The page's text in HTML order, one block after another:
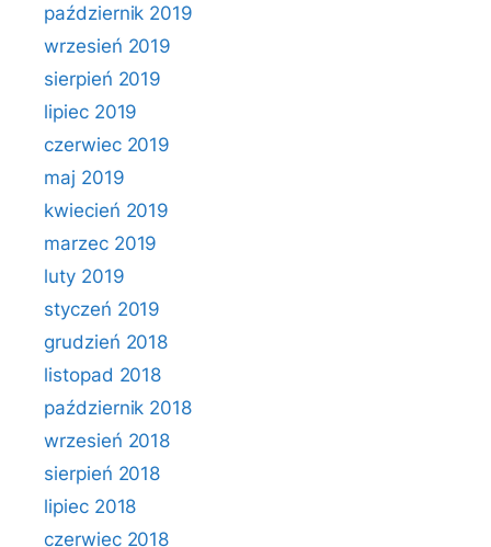
październik 2019
wrzesień 2019
sierpień 2019
lipiec 2019
czerwiec 2019
maj 2019
kwiecień 2019
marzec 2019
luty 2019
styczeń 2019
grudzień 2018
listopad 2018
październik 2018
wrzesień 2018
sierpień 2018
lipiec 2018
czerwiec 2018